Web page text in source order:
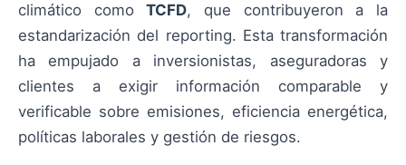
climático comoTCFD, que contribuyeron a la
estandarización del reporting. Esta transformación
ha empujado a inversionistas, aseguradoras y
clientes a exigir información comparable y
verificable sobre emisiones, eficiencia energética,
políticas laborales y gestión de riesgos.